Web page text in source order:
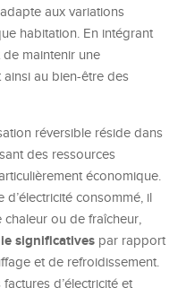
aux variations
habitation. En intégrant
maintenir une
au bien-être des
réversible réside dans
des ressources
économique.
consommé, il
ou de fraîcheur,
significatives par rapport
et de refroidissement.
d’électricité et